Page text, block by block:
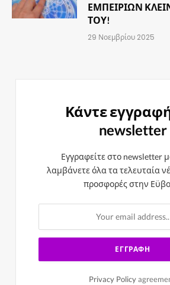
ΕΜΠΕΙΡΙΩΝ
ΤΟΥ!
29 Νοεμβρίου 2025
Κάντε
newsletter
Εγγραφείτε στο newsletter
λαμβάνετε όλα τα τελευταία
προσφορές στην
Privacy Policy